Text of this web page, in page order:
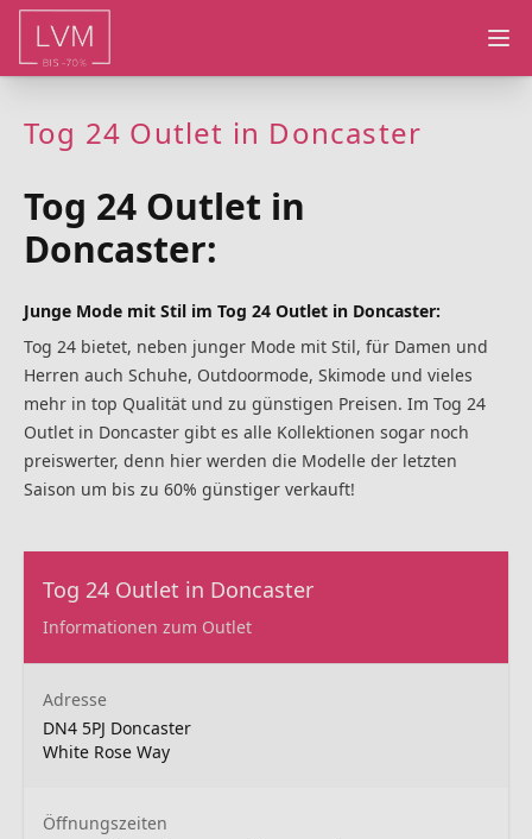
Tog 24 Outlet in Doncaster
Tog 24 Outlet in
Doncaster:
Junge Mode mit Stil im Tog 24 Outlet in Doncaster:
Tog 24 bietet, neben junger Mode mit Stil, für Damen und
Herren auch Schuhe, Outdoormode, Skimode und vieles
mehr in top Qualität und zu günstigen Preisen. Im Tog 24
Outlet in Doncaster gibt es alle Kollektionen sogar noch
preiswerter, denn hier werden die Modelle der letzten
Saison um bis zu 60% günstiger verkauft!
Tog 24 Outlet in Doncaster
Informationen zum Outlet
Adresse
DN4 5PJ Doncaster
White Rose Way
Öffnungszeiten